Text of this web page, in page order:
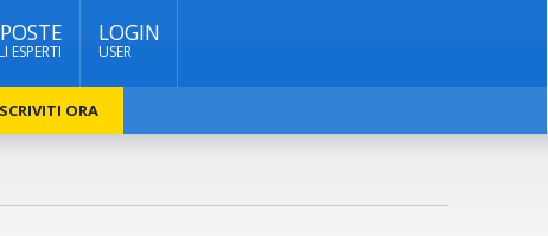
ESPERTI
LOGIN
USER
ORA